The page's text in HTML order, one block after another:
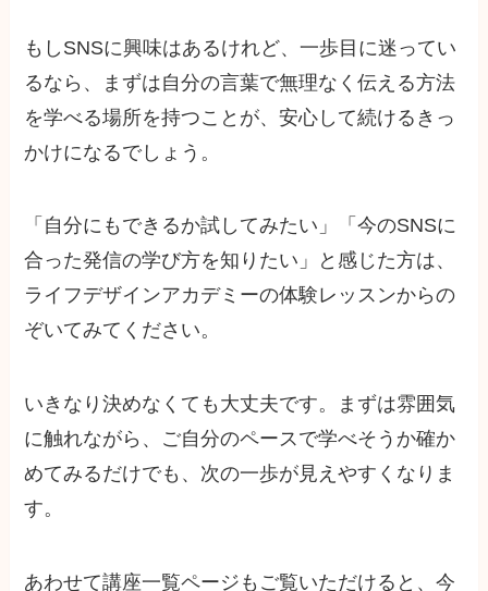
もしSNSに興味はあるけれど、一歩目に迷ってい
るなら、まずは自分の言葉で無理なく伝える方法
を学べる場所を持つことが、安心して続けるきっ
かけになるでしょう。
「自分にもできるか試してみたい」「今のSNSに
合った発信の学び方を知りたい」と感じた方は、
ライフデザインアカデミーの体験レッスンからの
ぞいてみてください。
いきなり決めなくても大丈夫です。まずは雰囲気
に触れながら、ご自分のペースで学べそうか確か
めてみるだけでも、次の一歩が見えやすくなりま
す。
あわせて講座一覧ページもご覧いただけると、今